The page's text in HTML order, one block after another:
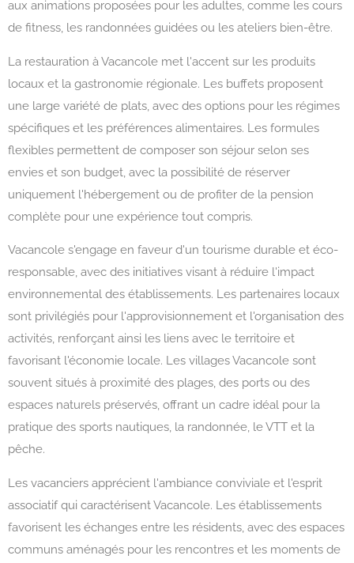
aux animations proposées pour les adultes, comme les cours
de fitness, les randonnées guidées ou les ateliers bien-être.
La restauration à Vacancole met l'accent sur les produits
locaux et la gastronomie régionale. Les buffets proposent
une large variété de plats, avec des options pour les régimes
spécifiques et les préférences alimentaires. Les formules
flexibles permettent de composer son séjour selon ses
envies et son budget, avec la possibilité de réserver
uniquement l'hébergement ou de profiter de la pension
complète pour une expérience tout compris.
Vacancole s'engage en faveur d'un tourisme durable et éco-
responsable, avec des initiatives visant à réduire l'impact
environnemental des établissements. Les partenaires locaux
sont privilégiés pour l'approvisionnement et l'organisation des
activités, renforçant ainsi les liens avec le territoire et
favorisant l'économie locale. Les villages Vacancole sont
souvent situés à proximité des plages, des ports ou des
espaces naturels préservés, offrant un cadre idéal pour la
pratique des sports nautiques, la randonnée, le VTT et la
pêche.
Les vacanciers apprécient l'ambiance conviviale et l'esprit
associatif qui caractérisent Vacancole. Les établissements
favorisent les échanges entre les résidents, avec des espaces
communs aménagés pour les rencontres et les moments de